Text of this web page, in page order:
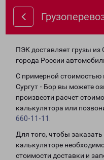
ПЭК доставляет грузы из
города России
С примерной стоимостью
Сургут - Бор вы можете
произвести расчет
калькулятора или
660-11-11
Для того, чтобы заказать
калькуляторе
стоимости доставки и